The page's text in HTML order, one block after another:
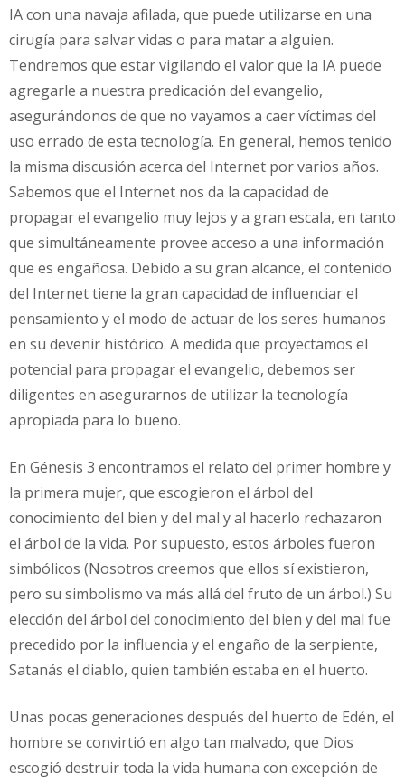
IA con una navaja afilada, que puede utilizarse en una
cirugía para salvar vidas o para matar a alguien.
Tendremos que estar vigilando el valor que la IA puede
agregarle a nuestra predicación del evangelio,
asegurándonos de que no vayamos a caer víctimas del
uso errado de esta tecnología. En general, hemos tenido
la misma discusión acerca del Internet por varios años.
Sabemos que el Internet nos da la capacidad de
propagar el evangelio muy lejos y a gran escala, en tanto
que simultáneamente provee acceso a una información
que es engañosa. Debido a su gran alcance, el contenido
del Internet tiene la gran capacidad de influenciar el
pensamiento y el modo de actuar de los seres humanos
en su devenir histórico. A medida que proyectamos el
potencial para propagar el evangelio, debemos ser
diligentes en asegurarnos de utilizar la tecnología
apropiada para lo bueno.
En Génesis 3 encontramos el relato del primer hombre y
la primera mujer, que escogieron el árbol del
conocimiento del bien y del mal y al hacerlo rechazaron
el árbol de la vida. Por supuesto, estos árboles fueron
simbólicos (Nosotros creemos que ellos sí existieron,
pero su simbolismo va más allá del fruto de un árbol.) Su
elección del árbol del conocimiento del bien y del mal fue
precedido por la influencia y el engaño de la serpiente,
Satanás el diablo, quien también estaba en el huerto.
Unas pocas generaciones después del huerto de Edén, el
hombre se convirtió en algo tan malvado, que Dios
escogió destruir toda la vida humana con excepción de